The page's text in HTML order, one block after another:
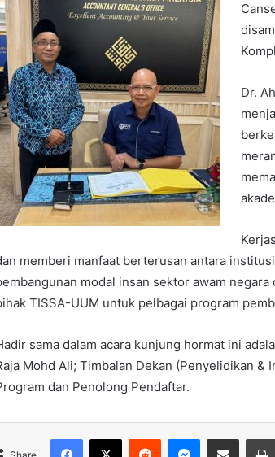
Dr.
memberi manfaat berterusan antara
modal insan sektor awam
TISSA-UUM untuk pelbagai program
sama dalam acara kunjung hormat ini
Mohd Ali; Timbalan Dekan (Penyelidikan &
dan Penolong Pendaftar.